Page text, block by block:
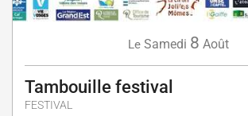
Le Samedi 8 Août
Tambouille festival
FESTIVAL